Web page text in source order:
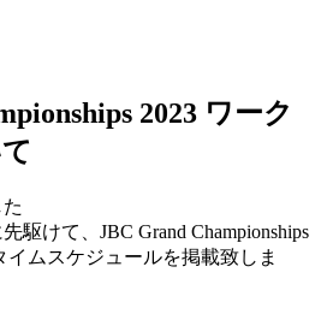
2023 ワーク
駆けて、JBC Grand Championships
イムスケジュールを掲載致しま